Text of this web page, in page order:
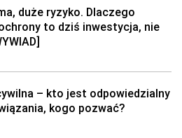
duże ryzyko. Dlaczego
to dziś inwestycja, nie
– kto jest odpowiedzialny
kogo pozwać?